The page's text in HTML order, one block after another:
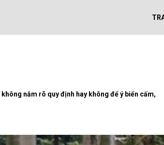
nắm rõ quy định hay không để ý biển cấm,